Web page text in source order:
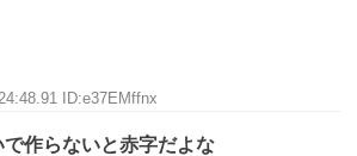
ID:e37EMffnx
作らないと赤字だよな